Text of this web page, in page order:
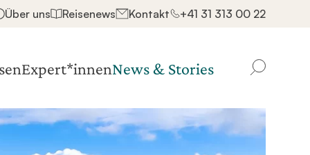
Über uns Reisenews Kontakt +41 31 313 00 22
Expert*innenNews & Stories Finden